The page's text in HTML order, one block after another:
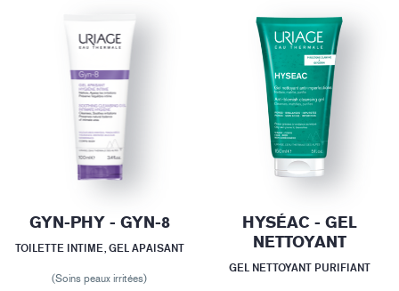
GYN-PHY - GYN-8
TOILETTE INTIME, GEL APAISANT
(Soins peaux irritées)
HYSÉAC - GEL
NETTOYANT
GEL NETTOYANT PURIFIANT